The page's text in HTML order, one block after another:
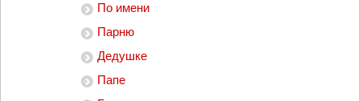
По имени
Парню
Дедушке
Папе